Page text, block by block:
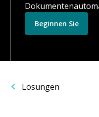
Beginnen Sie
Lösungen